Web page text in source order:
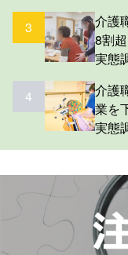
3
介護
8割
実態
4
介護
業を
実態